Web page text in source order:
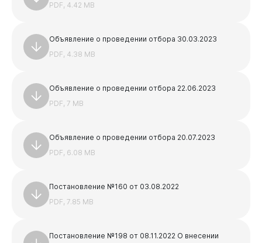
PDF, 4.42 MB
Объявление о проведении отбора 30.03.2023
PDF, 4.38 MB
Объявление о проведении отбора 22.06.2023
PDF, 7 MB
Объявление о проведении отбора 20.07.2023
PDF, 6.08 MB
Постановление №160 от 03.08.2022
PDF, 7.85 MB
Постановление №198 от 08.11.2022 О внесении